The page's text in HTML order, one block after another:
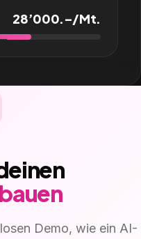
28’000.–/Mt.
Demo, wie ein AI-